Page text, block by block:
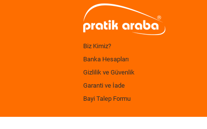
Biz Kimiz?
Banka Hesapları
Gizlilik ve Güvenlik
Garanti ve İade
Bayi Talep Formu